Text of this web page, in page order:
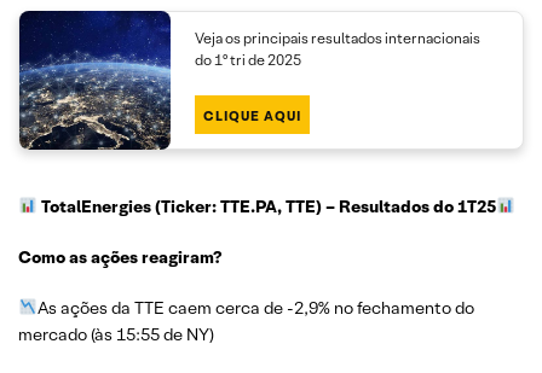
Veja os principais resultados internacionais
do 1º tri de 2025
CLIQUE AQUI
TotalEnergies (Ticker: TTE.PA, TTE)– Resultados do 1T25
Como as ações reagiram?
As ações da TTE caem cerca de -2,9% no fechamento do
mercado (às 15:55 de NY)